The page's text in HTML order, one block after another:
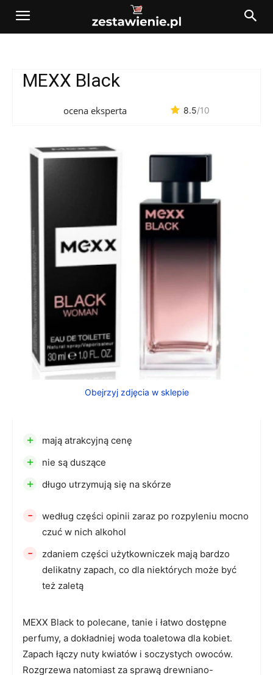
MEXX Black
ocena eksperta 8.5/10
Obejrzyj zdjęcia w sklepie
MEXX Black to polecane, tanie i łatwo dostępne
perfumy, a dokładniej woda toaletowa dla kobiet.
Zapach łączy nuty kwiatów i soczystych owoców.
Rozgrzewa natomiast za sprawą drewniano-
+ mają atrakcyjną cenę
+ nie są duszące
+ długo utrzymują się na skórze
-
według części opinii zaraz po rozpyleniu mocno
czuć w nich alkohol
-
zdaniem części użytkowniczek mają bardzo
delikatny zapach, co dla niektórych może być
też zaletą